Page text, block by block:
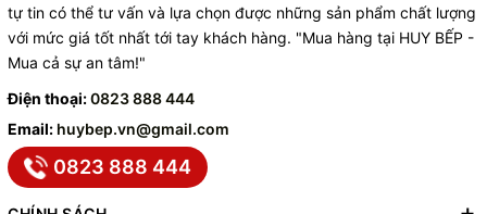
tự tin có thể tư vấn và lựa chọn được những sản phẩm chất lượng
với mức giá tốt nhất tới tay khách hàng. "Mua hàng tại HUY BẾP -
Mua cả sự an tâm!"
Điện thoại:0823 888 444
Email: huybep.vn@gmail.com
0823 888 444